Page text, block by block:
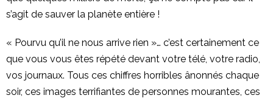
s’agit de sauver la planète entière !
« Pourvu qu’il ne nous arrive rien »… c’est certainement ce
que vous vous êtes répété devant votre télé, votre radio,
vos journaux. Tous ces chiffres horribles ânonnés chaque
soir, ces images terrifiantes de personnes mourantes, ces